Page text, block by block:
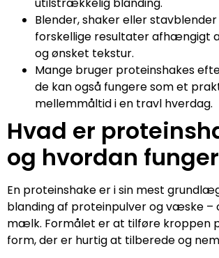
utilstrækkelig blanding.
Blender, shaker eller
forskellige resultater afhængigt
og ønsket tekstur.
Mange bruger proteinshakes
de kan også fungere som et
mellemmåltid i en travl hverdag.
Hvad er
og hvordan
En proteinshake er i sin mest
blanding af proteinpulver og væske –
mælk. Formålet er at tilføre kroppen
form, der er hurtig at tilberede og